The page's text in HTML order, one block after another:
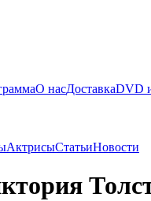
О насДоставкаDVD
АктрисыСтатьиНовости